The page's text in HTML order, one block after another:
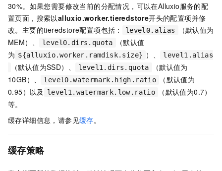
30%。如果您需要修改当前的分配情况，可以在Alluxio服务的配
置页面，搜索以alluxio.worker.tieredstore开头的配置项并修
改。主要的tieredstore配置项包括：
level0.alias
（默认值为
MEM）、
level0.dirs.quota
（默认值
为 ${alluxio.worker.ramdisk.size} ）、 level1.alias
（默认值为SSD）、 level1.dirs.quota
（默认值为
10GB）、
level0.watermark.high.ratio
（默认值为
0.95）以及
level1.watermark.low.ratio
（默认值为0.7）
等。
缓存详细信息，请参见缓存。
缓存策略